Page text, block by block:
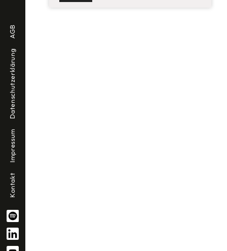
Kontakt
Impressum
Datenschutzerklärung
AGB